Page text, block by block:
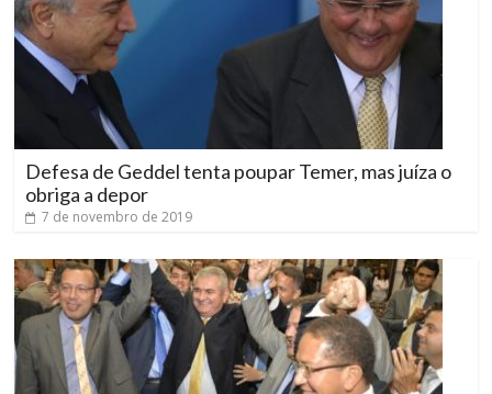
Defesa de Geddel tenta poupar Temer, mas juíza o
obriga a depor
7 de novembro de 2019